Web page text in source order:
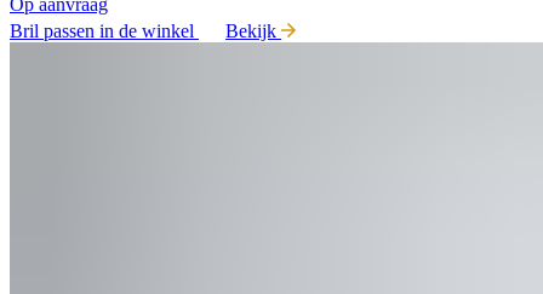
Bril passen in de winkel
Bekijk